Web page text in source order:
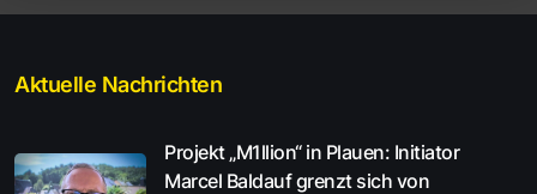
Aktuelle Nachrichten
Projekt „M1llion“ in Plauen: Initiator
Marcel Baldauf grenzt sich von